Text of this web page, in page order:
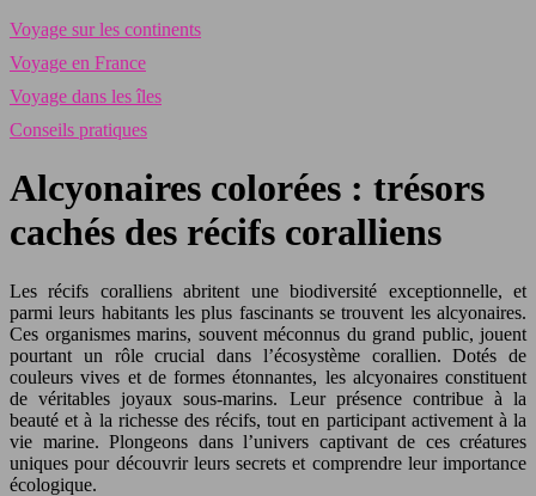
Voyage sur les continents
Voyage en France
Voyage dans les îles
Conseils pratiques
Alcyonaires colorées : trésors
cachés des récifs coralliens
Les récifs coralliens abritent une biodiversité exceptionnelle, et
parmi leurs habitants les plus fascinants se trouvent les alcyonaires.
Ces organismes marins, souvent méconnus du grand public, jouent
pourtant un rôle crucial dans l’écosystème corallien. Dotés de
couleurs vives et de formes étonnantes, les alcyonaires constituent
de véritables joyaux sous-marins. Leur présence contribue à la
beauté et à la richesse des récifs, tout en participant activement à la
vie marine. Plongeons dans l’univers captivant de ces créatures
uniques pour découvrir leurs secrets et comprendre leur importance
écologique.